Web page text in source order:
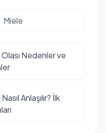
Miele
Nedenler ve
Anlaşılır? İlk